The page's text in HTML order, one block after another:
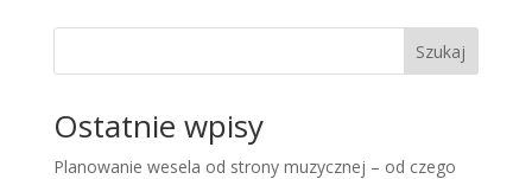
Szukaj
Ostatnie wpisy
Planowanie wesela od strony muzycznej – od czego